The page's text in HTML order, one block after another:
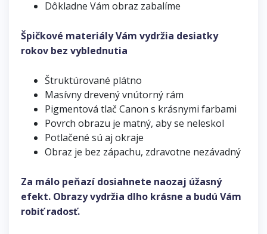
Dôkladne Vám obraz zabalíme
Špičkové materiály Vám vydržia desiatky
rokov bez vyblednutia
Štruktúrované plátno
Masívny drevený vnútorný rám
Pigmentová tlač Canon s krásnymi farbami
Povrch obrazu je matný, aby se neleskol
Potlačené sú aj okraje
Obraz je bez zápachu, zdravotne nezávadný
Za málo peňazí dosiahnete naozaj úžasný
efekt. Obrazy vydržia dlho krásne a budú Vám
robiť radosť.